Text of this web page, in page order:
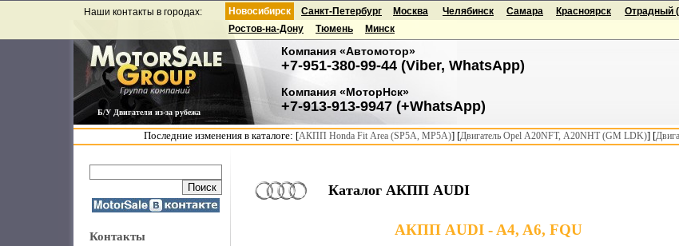
Б/У Двигатели из-за рубежа
Наши контакты в городах: Новосибирск
Компания «Автомотор»
+7-951-380-99-44 (Viber, WhatsApp)
Компания «МоторНск»
+7-913-913-9947 (+WhatsApp)
Санкт-Петербург Москва Челябинск Самара Красноярск
Отрадный
Ростов-на-Дону
Тюмень Минск
Последние изменения в каталоге: [АКПП Honda Fit Area (SP5A, MP5A)] [Двигатель Opel A20NFT, A20NHT (GM LDK)] [
Контакты
Каталог АКПП AUDI
АКПП AUDI - A4, A6, FQU